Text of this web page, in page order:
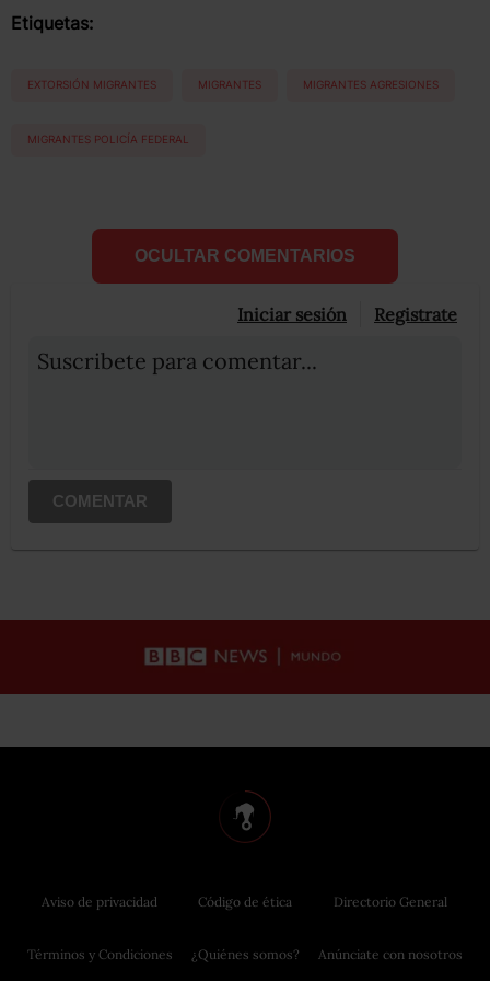
Etiquetas:
EXTORSIÓN MIGRANTES MIGRANTES MIGRANTES AGRESIONES
MIGRANTES POLICÍA FEDERAL
OCULTAR COMENTARIOS
Iniciar sesión Registrate
Suscribete para comentar...
COMENTAR
Aviso de privacidad
Términos y Condiciones
Código de ética
¿Quiénes somos?
Directorio General
Anúnciate con nosotros